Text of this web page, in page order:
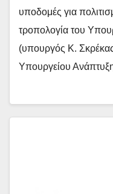
υποδομές για
τροπολογία του
(υπουργός Κ.
Υπουργείου